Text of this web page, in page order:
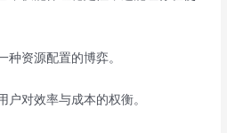
种资源配置的博弈。
对效率与成本的权衡。